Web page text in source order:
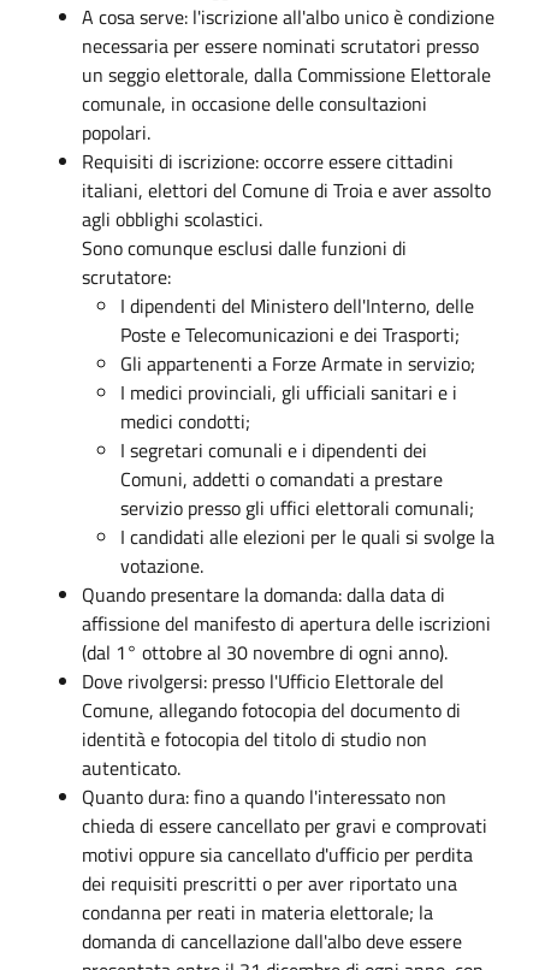
A cosa serve: l'iscrizione all'albo unico è condizione
necessaria per essere nominati scrutatori presso
un seggio elettorale, dalla Commissione Elettorale
comunale, in occasione delle consultazioni
popolari.
Requisiti di iscrizione: occorre essere cittadini
italiani, elettori del Comune di Troia e aver assolto
agli obblighi scolastici.
Sono comunque esclusi dalle funzioni di
scrutatore:
I dipendenti del Ministero dell'Interno, delle
Poste e Telecomunicazioni e dei Trasporti;
Gli appartenenti a Forze Armate in servizio;
I medici provinciali, gli ufficiali sanitari e i
medici condotti;
I segretari comunali e i dipendenti dei
Comuni, addetti o comandati a prestare
servizio presso gli uffici elettorali comunali;
I candidati alle elezioni per le quali si svolge la
votazione.
Quando presentare la domanda: dalla data di
affissione del manifesto di apertura delle iscrizioni
(dal 1° ottobre al 30 novembre di ogni anno).
Dove rivolgersi: presso l'Ufficio Elettorale del
Comune, allegando fotocopia del documento di
identità e fotocopia del titolo di studio non
autenticato.
Quanto dura: fino a quando l'interessato non
chieda di essere cancellato per gravi e comprovati
motivi oppure sia cancellato d'ufficio per perdita
dei requisiti prescritti o per aver riportato una
condanna per reati in materia elettorale; la
domanda di cancellazione dall'albo deve essere